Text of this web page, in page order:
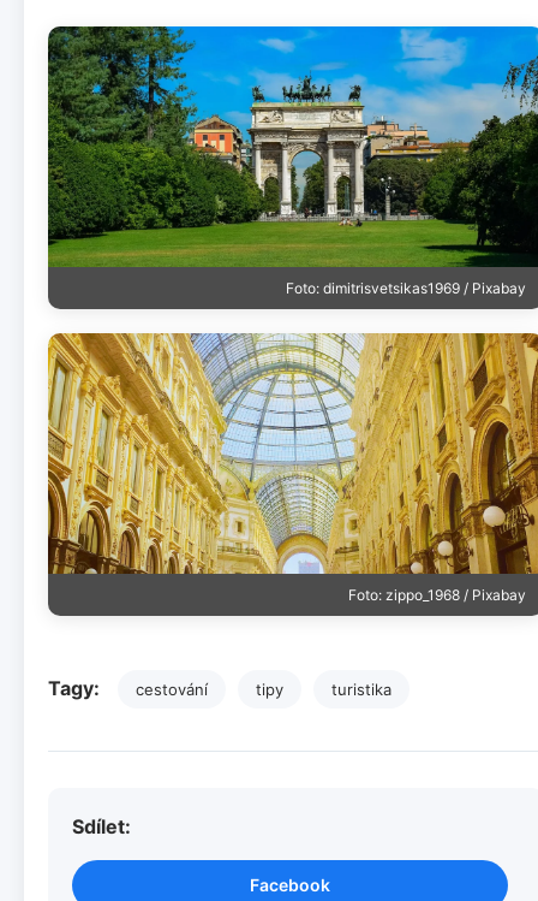
Foto: dimitrisvetsikas1969 / Pixabay
Foto: zippo_1968 / Pixabay
Tagy: cestování tipy turistika
Sdílet:
Facebook